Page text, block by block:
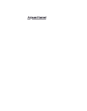
Arjaan Hamel